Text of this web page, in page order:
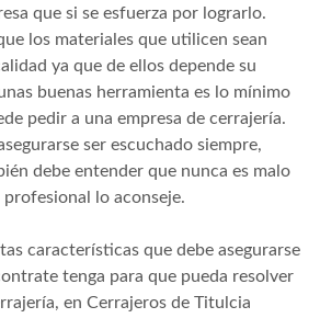
que si se esfuerza por lograrlo.
los materiales que utilicen sean
ya que de ellos depende su
buenas herramienta es lo mínimo
pedir a una empresa de cerrajería.
ser escuchado siempre,
debe entender que nunca es malo
lo aconseje.
características que debe asegurarse
tenga para que pueda resolver
en Cerrajeros de Titulcia